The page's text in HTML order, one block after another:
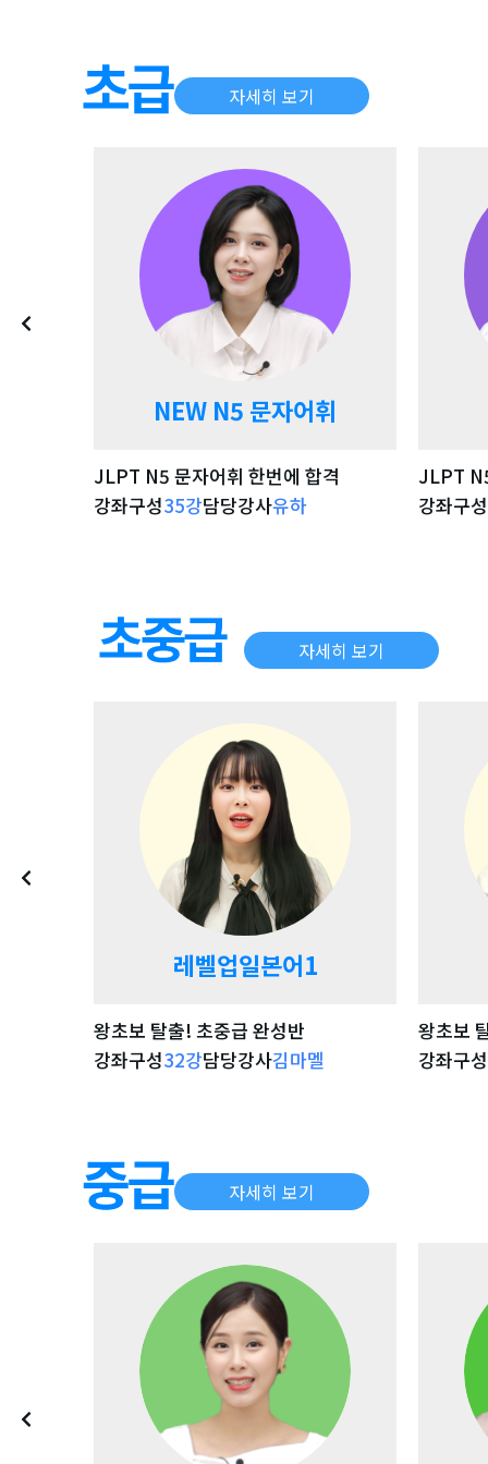
자세히 보기
NEW N5 문자어휘
JLPT N5 문자어휘 한번에 합격
강좌구성35강담당강사유하
JLPT
강좌구성
자세히 보기
레벨업일본어1
강좌 자세히 보기
왕초보 탈출! 초중급 완성반
강좌구성32강담당강사김마멜
왕초보
강좌구성
자세히 보기